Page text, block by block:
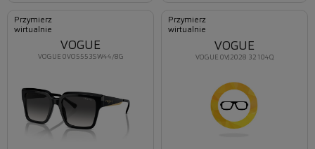
Przymierz
wirtualnie
VOGUE 0VO5553S W44/8G
VOGUE
Przymierz
wirtualnie
VOGUE 0VJ2028 32104Q
VOGUE